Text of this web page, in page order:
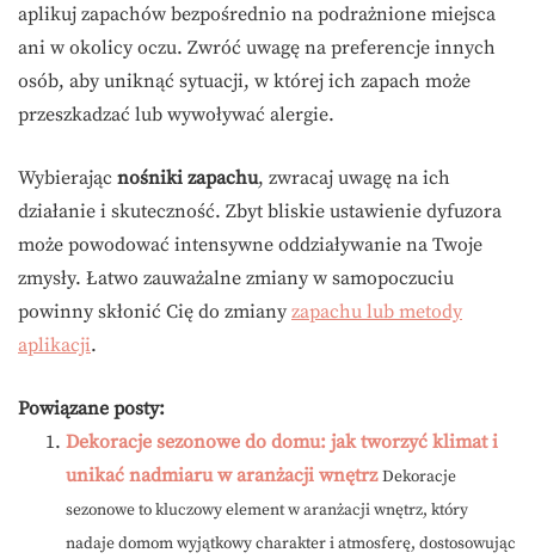
aplikuj zapachów bezpośrednio na podrażnione miejsca
ani w okolicy oczu. Zwróć uwagę na preferencje innych
osób, aby uniknąć sytuacji, w której ich zapach może
przeszkadzać lub wywoływać alergie.
Wybierając nośniki zapachu, zwracaj uwagę na ich
działanie i skuteczność. Zbyt bliskie ustawienie dyfuzora
może powodować intensywne oddziaływanie na Twoje
zmysły. Łatwo zauważalne zmiany w samopoczuciu
powinny skłonić Cię do zmiany zapachu lub metody
aplikacji.
Powiązane posty:
Dekoracje sezonowe do domu: jak tworzyć klimat i
unikać nadmiaru w aranżacji wnętrz Dekoracje
sezonowe to kluczowy element w aranżacji wnętrz, który
nadaje domom wyjątkowy charakter i atmosferę, dostosowując